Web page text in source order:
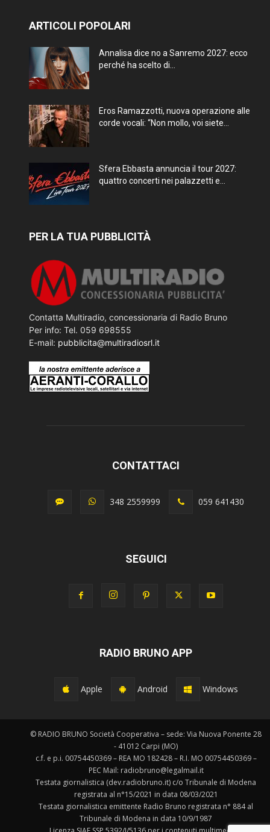
ARTICOLI POPOLARI
Annalisa dice no a Sanremo 2027: ecco
perché ha scelto di...
Eros Ramazzotti, nuova operazione alle
corde vocali: “Non mollo, voi siete...
Sfera Ebbasta annuncia il tour 2027:
quattro concerti nei palazzetti e...
PER LA TUA PUBBLICITÀ
Contatta Multiradio, concessionaria di Radio Bruno
Per info: Tel. 059 698555
E-mail: pubblicita@multiradiosrl.it
CONTATTACI
348 2559999 059 641430
SEGUICI
RADIO BRUNO APP
Apple Android Windows
© RADIO BRUNO Società Cooperativa – sede: Via Nuova Ponente 28
- 41012 Carpi (MO)
c.f. e p.i. 00754450369 – REA MO 182428 – R.I. MO 00754450369 –
PEC Mail: radiobruno@legalmail.it
Testata giornalistica (dev.radiobruno.it) c/o Tribunale di Modena
registrata al n°15/2021 in data 08/03/2021
Testata giornalistica emittente Radio Bruno registrata n° 884 al
Tribunale di Modena in data 10/9/1987